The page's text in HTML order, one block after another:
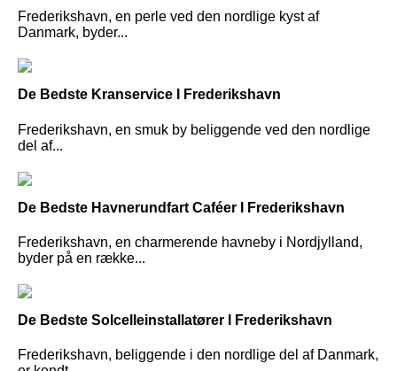
Frederikshavn, en perle ved den nordlige kyst af
Danmark, byder...
De Bedste Kranservice I Frederikshavn
Frederikshavn, en smuk by beliggende ved den nordlige
del af...
De Bedste Havnerundfart Caféer I Frederikshavn
Frederikshavn, en charmerende havneby i Nordjylland,
byder på en række...
De Bedste Solcelleinstallatører I Frederikshavn
Frederikshavn, beliggende i den nordlige del af Danmark,